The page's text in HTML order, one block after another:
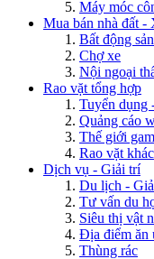
Máy móc
Mua bán nhà đất -
Bất động
Chợ xe
Nội ngoại
Rao vặt tổng hợp
Tuyển dụng
Quảng cáo
Thế giới
Rao vặt khác
Dịch vụ - Giải trí
Du lịch -
Tư vấn du
Siêu thị vật
Địa điểm ăn
Thùng rác